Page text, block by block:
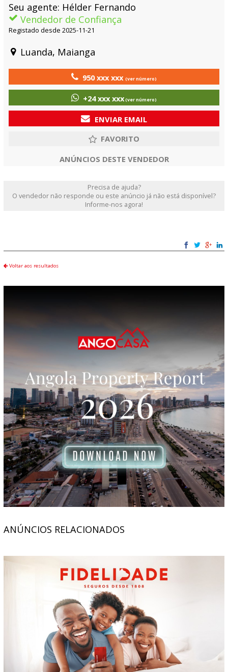
Seu agente: Hélder Fernando
Vendedor de Confiança
Registado desde 2025-11-21
Luanda, Maianga
950 xxx xxx(ver número)
+24 xxx xxx(ver número)
ENVIAR EMAIL
ANÚNCIOS DESTE VENDEDOR
Precisa de ajuda?
O vendedor não responde ou este anúncio já não está disponível?
Informe-nos agora!
Voltar aos resultados
ANÚNCIOS RELACIONADOS